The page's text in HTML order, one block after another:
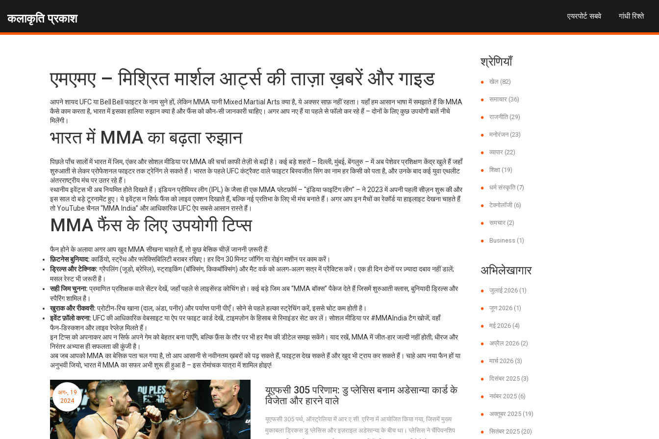
कलाकृति प्रकाश एयरपोर्ट सबवे गांधी रिश्ते
एमएमए – मिश्रित मार्शल आर्ट्स की ताज़ा ख़बरें और गाइड
आपने शायद UFC या Bell Bell फाइटर के नाम सुने हों, लेकिन MMA यानी Mixed Martial Arts क्या है, ये अक्सर साफ़ नहीं रहता। यहाँ हम आसान भाषा में समझाते हैं कि MMA
कैसे काम करता है, भारत में इसका हालिया रुझान क्या है और फैंस को कौन‑सी जानकारी चाहिए। अगर आप नए हैं या पहले से फॉलो कर रहे हैं – दोनों के लिए कुछ उपयोगी बातें नीचे
मिलेंगी।
भारत में MMA का बढ़ता रुझान
पिछले पाँच सालों में भारत में जिम, एंकर और सोशल मीडिया पर MMA की चर्चा काफी तेज़ी से बढ़ी है। कई बड़े शहरों – दिल्ली, मुंबई, बेंगलुरु – में अब पेशेवर प्रशिक्षण केंद्र खुले हैं जहाँ
शुरुआती से लेकर प्रोफेशनल फाइटर तक ट्रेनिंग ले सकते हैं। भारत के पहले UFC कंट्रैक्ट वाले फाइटर बिस्वजीत सिंग का नाम हर किसी को पता है, और उनके बाद कई युवा एथलीट
अंतरराष्ट्रीय मंच पर उतर रहे हैं।
स्थानीय इवेंट्स भी अब नियमित होते दिखते हैं। इंडियन प्रीमियर लीग (IPL) के जैसा ही एक MMA प्लेटफ़ॉर्म – "इंडिया फाइटिंग लीग" – ने 2023 में अपनी पहली सीज़न शुरू की और
इस साल दो बड़े टूरनामेंट हुए। ये इवेंट्स न सिर्फ फैंस को लाइव एक्शन दिखाते हैं, बल्कि नई प्रतिभा के लिए भी मंच बनाते हैं। अगर आप इन मैचों का रेकॉर्ड या हाइलाइट देखना चाहते हैं
तो YouTube चैनल “MMA India” और आधिकारिक UFC ऐप सबसे आसान रास्ते हैं।
MMA फैंस के लिए उपयोगी टिप्स
फैन होने के अलावा अगर आप खुद MMA सीखना चाहते हैं, तो कुछ बेसिक चीज़ें जाननी ज़रूरी हैं:
फ़िटनेस बुनियाद: कार्डियो, स्ट्रेंथ और फ्लेक्सिबिलिटी बराबर रखिए। हर दिन 30 मिनट जॉगिंग या रोइंग मशीन पर काम करें।
ड्रिल्स और टेक्निक: ग्रैपलिंग (जूडो, ब्रेस्लि), स्ट्राइकिंग (बॉक्सिंग, किकबॉक्सिंग) और मैट वर्क को अलग‑अलग सत्र में प्रैक्टिस करें। एक ही दिन दोनों पर ज़्यादा दबाव नहीं डालें;
मसल रेस्ट भी जरूरी है।
सही जिम चुनना: प्रमाणित प्रशिक्षक वाले सेंटर देखें, जहाँ पहले से लाइसेंस्ड कोचिंग हो। कई बड़े जिम अब “MMA बॉक्स” पैकेज देते हैं जिसमें शुरुआती क्लास, बुनियादी ड्रिल्स और
स्पैरिंग शामिल है।
खुराक और रीकवरी: प्रोटीन‑रिच खाना (दाल, अंडा, पनीर) और पर्याप्त पानी पीएँ। सोने से पहले हल्का स्ट्रेचिंग करें, इससे चोट कम होती है।
इवेंट फ़ॉलो करना: UFC की आधिकारिक वेबसाइट या ऐप पर फाइट कार्ड देखें, टाइमज़ोन के हिसाब से रिमाइंडर सेट कर लें। सोशल मीडिया पर #MMAIndia टैग खोजें; वहाँ
फैन‑डिस्कशन और लाइव रेप्लेज़ मिलते हैं।
इन टिप्स को अपनाकर आप न सिर्फ अपने गेम को बेहतर बना पाएँगे, बल्कि फ़ैंस के तौर पर भी हर मैच की डीटेल समझ सकेंगे। याद रखें, MMA में जीत‑हार जल्दी नहीं होती; धीरज और
निरंतर अभ्यास ही सफलता की कुंजी है।
अब जब आपको MMA का बेसिक पता चल गया है, तो आप आसानी से नवीनतम ख़बरों को पढ़ सकते हैं, फाइट्स देख सकते हैं और खुद भी ट्राय कर सकते हैं। चाहे आप नया फैन हों या
अनुभवी जियो, भारत में MMA का सफर अभी शुरू ही हुआ है – इस रोमांचक यात्रा में शामिल होइए!
अग॰, 19
2024
यूएफसी 305 परिणाम: डु प्लेसिस बनाम अडेसान्या कार्ड के
विजेता और हारने वाले
यूएफसी 305 पर्थ, ऑस्ट्रेलिया में आर.ए.सी. एरिना में आयोजित किया गया, जिसमें मुख्य
मुकाबला ड्रिकस डु प्लेसिस और इज़राइल अडेसान्या के बीच था। प्लेसिस ने चैंपियनशिप
श्रेणियाँ
खेल (82)
समाचार (36)
राजनीति (29)
मनोरंजन (23)
व्यापार (22)
शिक्षा (19)
धर्म संस्कृति (7)
टेक्नोलॉजी (6)
समचार (2)
Business (1)
अभिलेखागार
जुलाई 2026 (1)
जून 2026 (1)
मई 2026 (4)
अप्रैल 2026 (2)
मार्च 2026 (3)
दिसंबर 2025 (3)
नवंबर 2025 (6)
अक्तूबर 2025 (19)
सितंबर 2025 (20)